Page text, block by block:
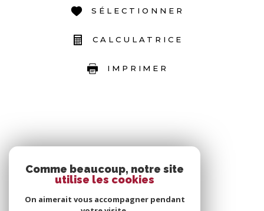
SÉLECTIONNER
CALCULATRICE
IMPRIMER
Comme beaucoup, notre site
utilise les cookies
On aimerait vous accompagner pendant